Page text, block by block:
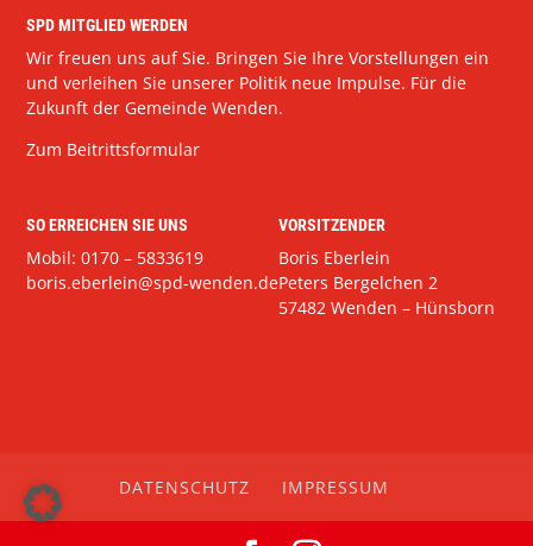
SPD MITGLIED WERDEN
Wir freuen uns auf Sie. Bringen Sie Ihre Vorstellungen ein
und verleihen Sie unserer Politik neue Impulse. Für die
Zukunft der Gemeinde Wenden.
Zum Beitrittsformular
SO ERREICHEN SIE UNS
Mobil: 0170 – 5833619
boris.eberlein@spd-wenden.de
VORSITZENDER
Boris Eberlein
Peters Bergelchen 2
57482 Wenden – Hünsborn
DATENSCHUTZ IMPRESSUM